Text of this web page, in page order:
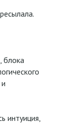
блока
интуиция,